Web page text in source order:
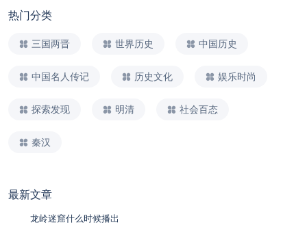
热门分类
三国两晋 世界历史 中国历史
中国名人传记 历史文化 娱乐时尚
探索发现 明清 社会百态
秦汉
最新文章
龙岭迷窟什么时候播出